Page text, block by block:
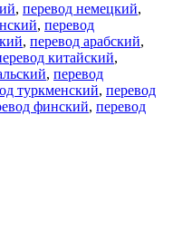
, перевод немецкий,
, перевод
, перевод арабский,
китайский,
, перевод
туркменский, перевод
финский, перевод